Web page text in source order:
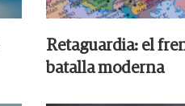
Retaguardia: el
batalla moderna